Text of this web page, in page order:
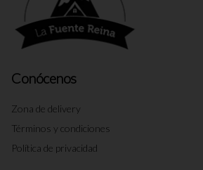
Conócenos
Zona de delivery
Términos y condiciones
Política de privacidad